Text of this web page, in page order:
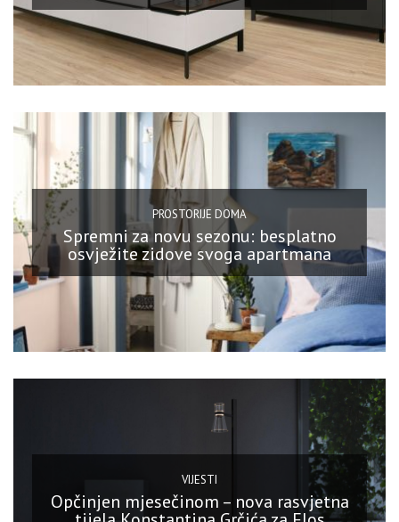
PROSTORIJE DOMA
Spremni za novu sezonu: besplatno
osvježite zidove svoga apartmana
VIJESTI
Opčinjen mjesečinom – nova rasvjetna